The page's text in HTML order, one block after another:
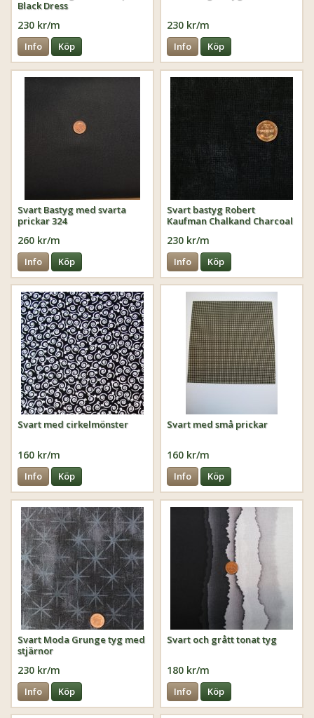
Black Dress
230 kr/m
Info Köp
230 kr/m
Info Köp
Svart Bastyg med svarta
prickar 324
260 kr/m
Info Köp
Svart bastyg Robert
Kaufman Chalkand Charcoal
230 kr/m
Info Köp
Svart med cirkelmönster
160 kr/m
Info Köp
Svart med små prickar
160 kr/m
Info Köp
Svart Moda Grunge tyg med
stjärnor
230 kr/m
Info Köp
Svart och grått tonat tyg
180 kr/m
Info Köp